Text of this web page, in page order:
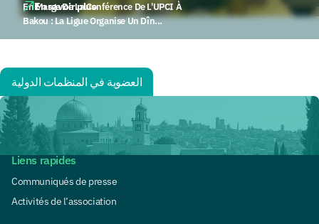
En Marge De La Conférence De L'UPCI À
Bakou : La Ligue Organise Un Dîn...
En savoir plus
العضوية في المنظمات الدولية
Liens rapides
Communiqués de presse
Activités de l’association